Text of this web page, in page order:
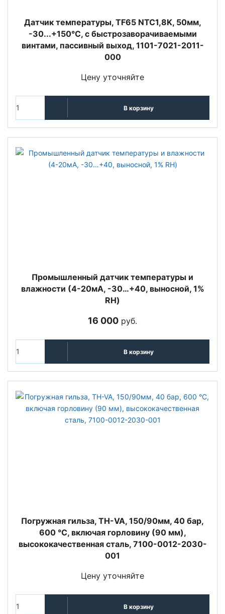
Датчик температуры, TF65 NTC1,8K, 50мм,
-30...+150°C, с быстрозаворачиваемыми
винтами, пассивный выход, 1101-7021-2011-
000
Цену уточняйте
В корзину
Промышленный датчик температуры и
влажности (4-20мА, -30…+40, выносной, 1%
RH)
16 000 руб.
В корзину
Погружная гильза, TH-VA, 150/90мм, 40 бар,
600 °C, включая горловину (90 мм),
высококачественная сталь, 7100-0012-2030-
001
Цену уточняйте
В корзину